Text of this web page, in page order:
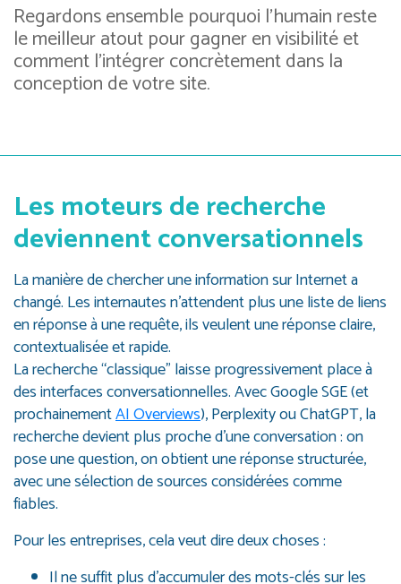
Regardons ensemble pourquoi l’humain reste
le meilleur atout pour gagner en visibilité et
comment l’intégrer concrètement dans la
conception de votre site.
Les moteurs de recherche
deviennent conversationnels
La manière de chercher une information sur Internet a
changé. Les internautes n’attendent plus une liste de liens
en réponse à une requête, ils veulent une réponse claire,
contextualisée et rapide.
La recherche “classique” laisse progressivement place à
des interfaces conversationnelles. Avec Google SGE (et
prochainementAI Overviews), Perplexity ou ChatGPT, la
recherche devient plus proche d’une conversation : on
pose une question, on obtient une réponse structurée,
avec une sélection de sources considérées comme
fiables.
Pour les entreprises, cela veut dire deux choses :
Il ne suffit plus d’accumuler des mots-clés sur les